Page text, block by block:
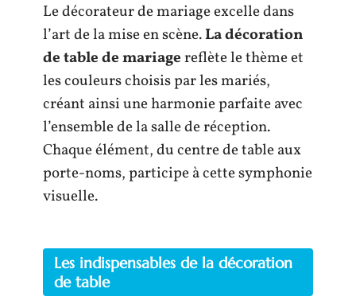
Le décorateur de mariage excelle dans
l’art de la mise en scène.La décoration
de table de mariagereflète le thème et
les couleurs choisis par les mariés,
créant ainsi une harmonie parfaite avec
l’ensemble de la salle de réception.
Chaque élément, du centre de table aux
porte-noms, participe à cette symphonie
visuelle.
Les indispensables de la décoration
de table